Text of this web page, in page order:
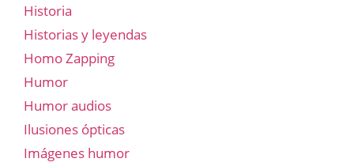
Historia
Historias y leyendas
Homo Zapping
Humor
Humor audios
Ilusiones ópticas
Imágenes humor